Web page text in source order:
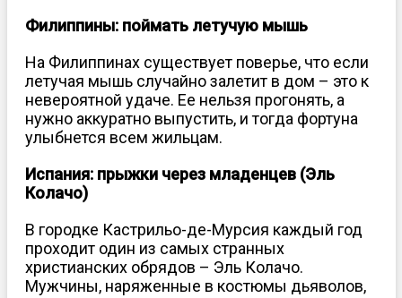
Филиппины: поймать летучую мышь
На Филиппинах существует поверье, что если
летучая мышь случайно залетит в дом – это к
невероятной удаче. Ее нельзя прогонять, а
нужно аккуратно выпустить, и тогда фортуна
улыбнется всем жильцам.
Испания: прыжки через младенцев (Эль
Колачо)
В городке Кастрильо-де-Мурсия каждый год
проходит один из самых странных
христианских обрядов – Эль Колачо.
Мужчины, наряженные в костюмы дьяволов,